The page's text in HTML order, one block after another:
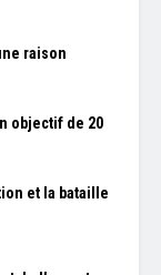
raison
objectif de 20
et la bataille